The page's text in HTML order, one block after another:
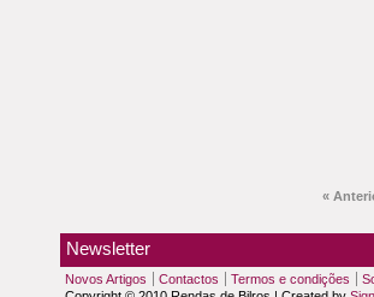
«
Newsletter
Novos Artigos Contactos Termos e condições